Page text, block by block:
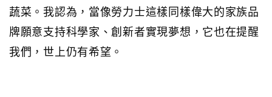
蔬菜。我認為，當像勞力士這樣同樣偉大的家族品
牌願意支持科學家、創新者實現夢想，它也在提醒
我們，世上仍有希望。